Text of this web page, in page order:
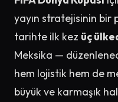
yayın stratejisinin bir
tarihte ilk kez üç
Meksika —
hem lojistik hem de
büyük ve karmaşık